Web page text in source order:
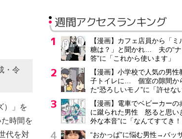
・令
）」を
時間を
代を対
週間アクセスランキング
【漫画】カフェ店員から「ミ
糖は？」と聞かれ… 夫の“ナ
答”に「これから使います」
【漫画】小学校で人気の男性
子トイレに… 個室の隙間か
た“恐ろしいモノ”に「許せない
【漫画】電車でベビーカーの
に蹴られた男性 怒ると思い
外な本音”に「なんてすてき！
“おかっぱ”に悩む男性→バッ